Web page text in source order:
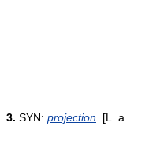
3. SYN: projection . [L. a